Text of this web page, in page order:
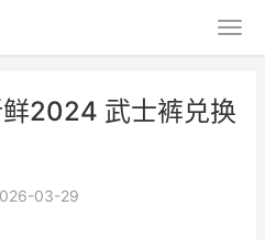
2024 武士裤兑换
03-29